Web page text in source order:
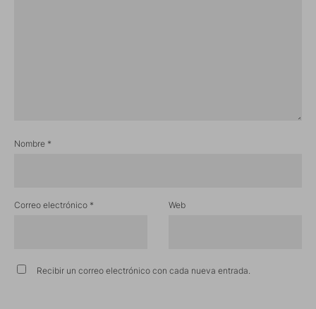
Nombre *
Correo electrónico * Web
Recibir un correo electrónico con cada nueva entrada.